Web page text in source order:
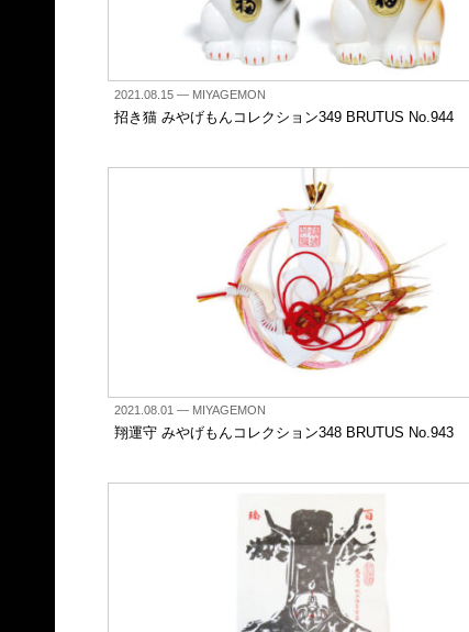
2021.08.15 — MIYAGEMON
招き猫 みやげもんコレクション349 BRUTUS No.944
2021.08.01 — MIYAGEMON
翔運守 みやげもんコレクション348 BRUTUS No.943